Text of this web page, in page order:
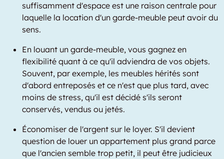
suffisamment d'espace est une raison centrale pour
laquelle la location d'un garde-meuble peut avoir du
sens.
En louant un garde-meuble, vous gagnez en
flexibilité quant à ce qu'il adviendra de vos objets.
Souvent, par exemple, les meubles hérités sont
d'abord entreposés et ce n'est que plus tard, avec
moins de stress, qu'il est décidé s'ils seront
conservés, vendus ou jetés.
Économiser de l'argent sur le loyer. S'il devient
question de louer un appartement plus grand parce
que l'ancien semble trop petit, il peut être judicieux